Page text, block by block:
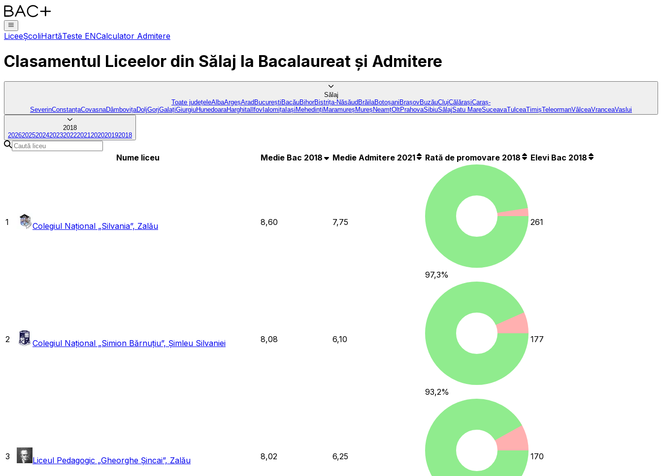
LiceeȘcoliHartăTeste ENCalculator Admitere
Clasamentul Liceelor din Sălaj la Bacalaureat și Admitere
Sălaj
Toate județeleAlbaArgeșAradBucureștiBacăuBihorBistrița-NăsăudBrăilaBotoșaniBrașovBuzăuClujCălărașiCaraș-
SeverinConstanțaCovasnaDâmbovițaDoljGorjGalațiGiurgiuHunedoaraHarghitaIlfovIalomițaIașiMehedințiMaramureșMureșNeamțOltPrahovaSibiuSălajSatu MareSuceavaTulceaTimișTeleormanVâlceaVranceaVaslui
2018
202620252024202320222021 202020192018
Nume liceu Medie Bac 2018 Medie Admitere 2021 Rată de promovare 2018 Elevi Bac 2018
1 Colegiul Național „Silvania”, Zalău 8,60 7,75
97,3%
261
2 Colegiul Național „Simion Bărnuțiu”, Șimleu Silvaniei 8,08 6,10
93,2%
177
3 Liceul Pedagogic „Gheorghe Șincai”, Zalău 8,02 6,25 170